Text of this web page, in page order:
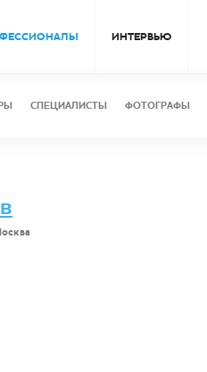
ИНТЕРВЬЮ
СПЕЦИАЛИСТЫ ФОТОГРАФЫ